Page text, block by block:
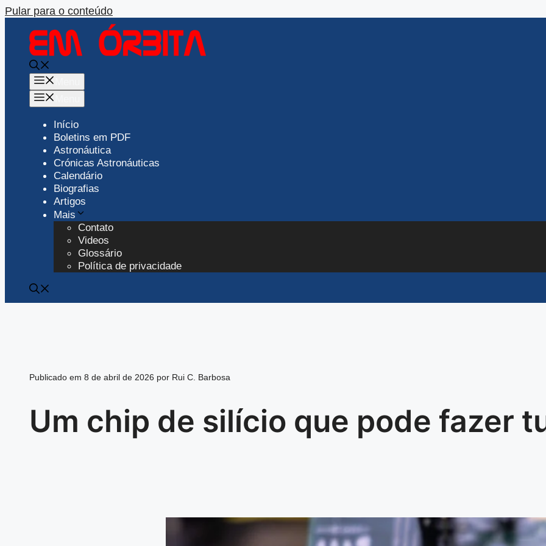
Pular para o conteúdo
Início
Boletins em PDF
Astronáutica
Crónicas Astronáuticas
Calendário
Biografias
Artigos
Mais
Contato
Videos
Glossário
Política de privacidade
Publicado em 8 de abril de 2026 por Rui C. Barbosa
Um chip de silício que pode fazer